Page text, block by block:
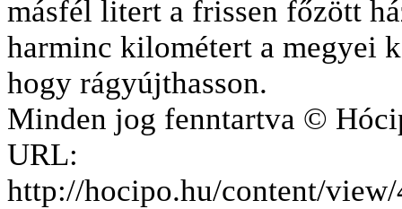
másfél litert a frissen főzött
harminc kilométert a megyei
hogy rágyújthasson.
Minden jog fenntartva ©
URL:
http://hocipo.hu/content/